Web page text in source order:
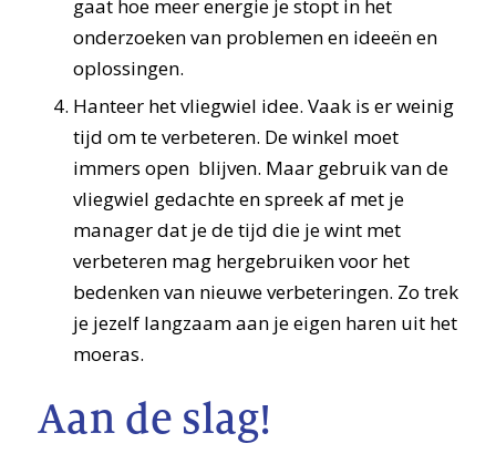
gaat hoe meer energie je stopt in het
onderzoeken van problemen en ideeën en
oplossingen.
Hanteer het vliegwiel idee. Vaak is er weinig
tijd om te verbeteren. De winkel moet
immers open blijven. Maar gebruik van de
vliegwiel gedachte en spreek af met je
manager dat je de tijd die je wint met
verbeteren mag hergebruiken voor het
bedenken van nieuwe verbeteringen. Zo trek
je jezelf langzaam aan je eigen haren uit het
moeras.
Aan de slag!